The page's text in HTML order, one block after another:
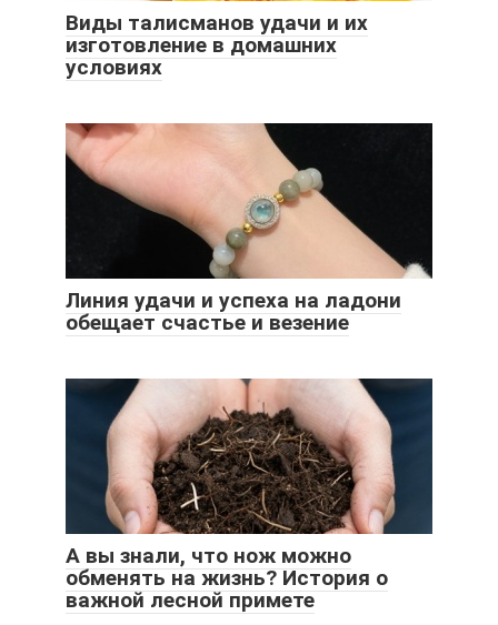
Виды талисманов удачи и их
изготовление в домашних
условиях
Линия удачи и успеха на ладони
обещает счастье и везение
А вы знали, что нож можно
обменять на жизнь? История о
важной лесной примете